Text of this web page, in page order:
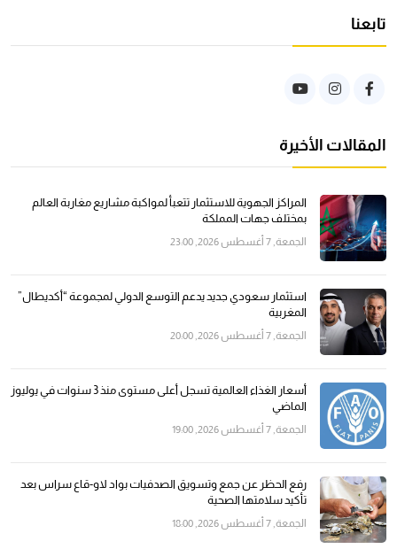
تابعنا
المقالات الأخيرة
المراكز الجهوية للاستثمار تتعبأ لمواكبة مشاريع مغاربة العالم
بمختلف جهات المملكة
الجمعة, 7 أغسطس 2026, 23:00
استثمار سعودي جديد يدعم التوسع الدولي لمجموعة “أكديطال”
المغربية
الجمعة, 7 أغسطس 2026, 20:00
أسعار الغذاء العالمية تسجل أعلى مستوى منذ 3 سنوات في يوليوز
الماضي
الجمعة, 7 أغسطس 2026, 19:00
رفع الحظر عن جمع وتسويق الصدفيات بواد لاو-قاع سراس بعد
تأكيد سلامتها الصحية
الجمعة, 7 أغسطس 2026, 18:00